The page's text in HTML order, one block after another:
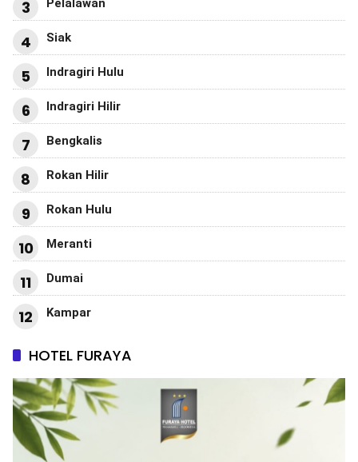
3 Pelalawan
4 Siak
5 Indragiri Hulu
6 Indragiri Hilir
7 Bengkalis
8 Rokan Hilir
9 Rokan Hulu
10 Meranti
11 Dumai
12 Kampar
HOTEL FURAYA